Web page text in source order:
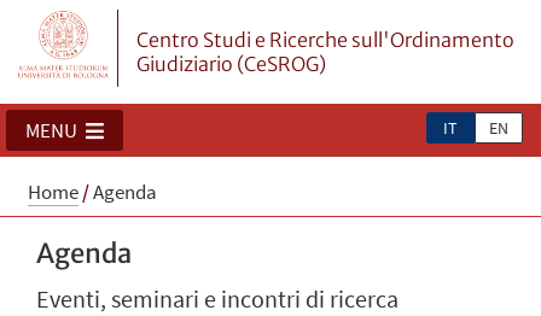
Centro Studi e Ricerche sull'Ordinamento
Giudiziario (CeSROG)
IT EN
MENU
Home/Agenda
Agenda
Eventi, seminari e incontri di ricerca